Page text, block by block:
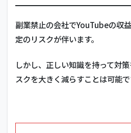
副業禁止の会社でYouTubeの収
定のリスクが伴います。
しかし、正しい知識を持って対
スクを大きく減らすことは可能で